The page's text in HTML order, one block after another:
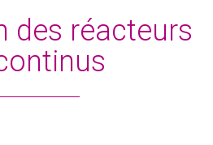
des réacteurs